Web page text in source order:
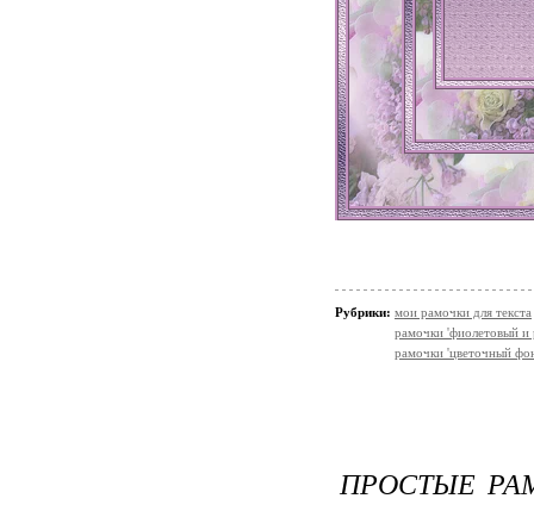
Рубрики: мои рамочки для текста
рамочки 'фиолетовый и
рамочки 'цветочный
ПРОСТЫЕ